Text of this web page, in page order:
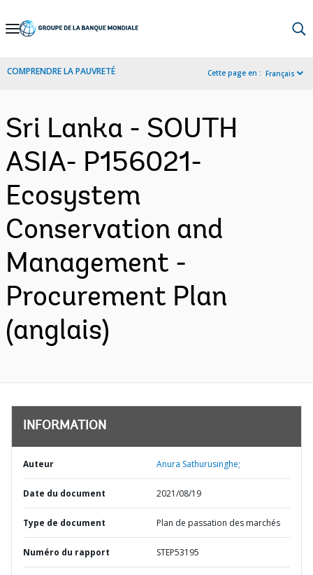
Skip
Navigation
COMPRENDRE LA PAUVRETÉ Cette page en : Français
Sri Lanka - SOUTH
ASIA- P156021-
Ecosystem
Conservation and
Management -
Procurement Plan
(anglais)
INFORMATION
Auteur Anura Sathurusinghe;
Date du document 2021/08/19
Type de document Plan de passation des marchés
Numéro du rapport STEP53195